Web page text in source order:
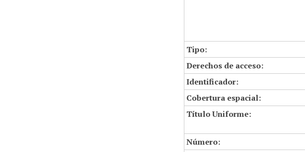
Tipo:
Derechos de acceso:
Identificador:
Cobertura espacial:
Título Uniforme:
Número: